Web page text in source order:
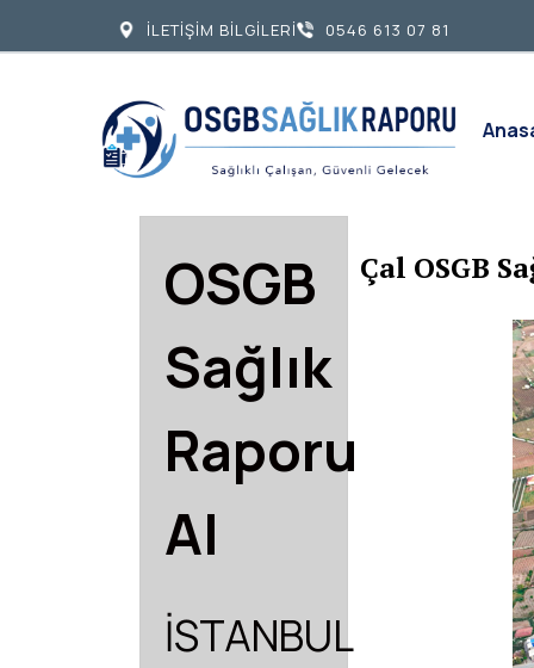
OSGB
Sağlık
Raporu
Al
İSTANBUL
Çal OSGB
İLETİŞİM BİLGİLERİ 0546 613 07 81